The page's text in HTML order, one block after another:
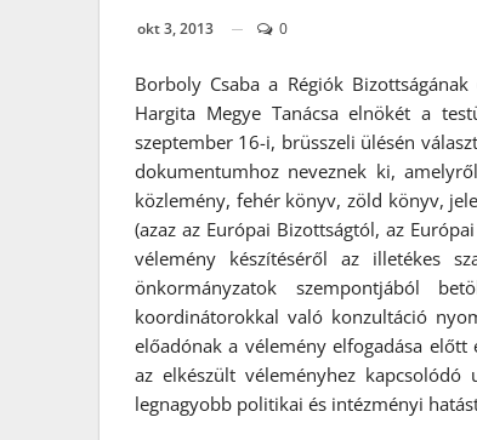
okt 3, 2013 0
Borboly Csaba a Régiók
Hargita Megye Tanácsa elnökét a
szeptember 16-i, brüsszeli ülésén
dokumentumhoz neveznek ki,
közlemény, fehér könyv, zöld könyv,
(azaz az Európai Bizottságtól, az
vélemény készítéséről az illetékes
önkormányzatok szempontjából
koordinátorokkal való konzultáció
előadónak a vélemény elfogadása
az elkészült véleményhez
legnagyobb politikai és intézményi